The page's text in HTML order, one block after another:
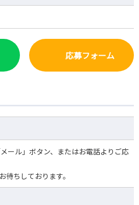
応募フォーム
ール」ボタン、またはお電話よりご応
待ちしております。